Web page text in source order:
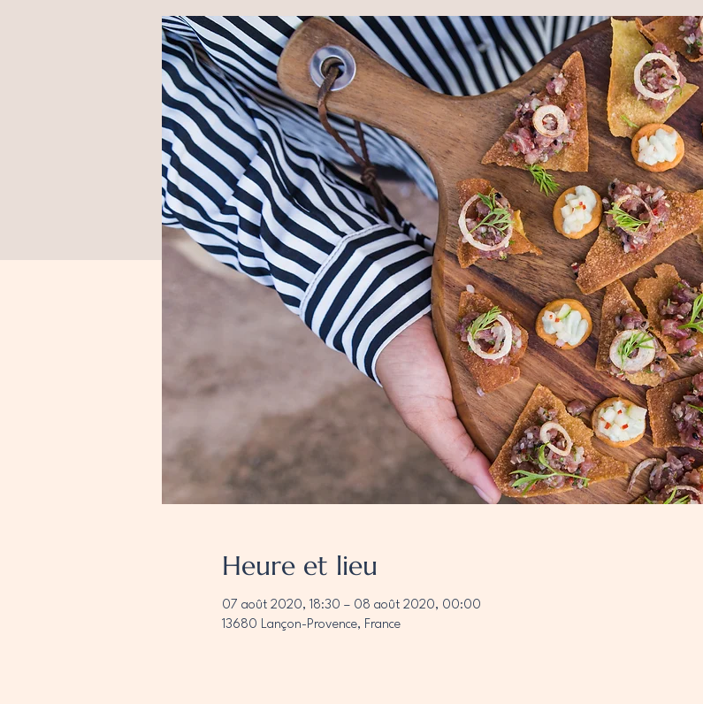
Heure et lieu
07 août 2020, 18:30 – 08 août 2020, 00:00
13680 Lançon-Provence, France